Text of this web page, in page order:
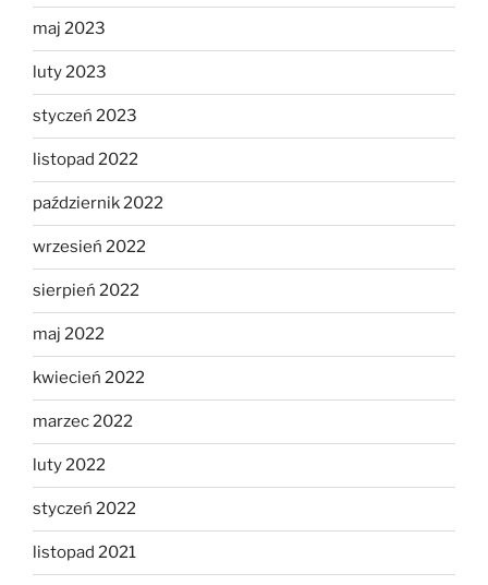
maj 2023
luty 2023
styczeń 2023
listopad 2022
październik 2022
wrzesień 2022
sierpień 2022
maj 2022
kwiecień 2022
marzec 2022
luty 2022
styczeń 2022
listopad 2021